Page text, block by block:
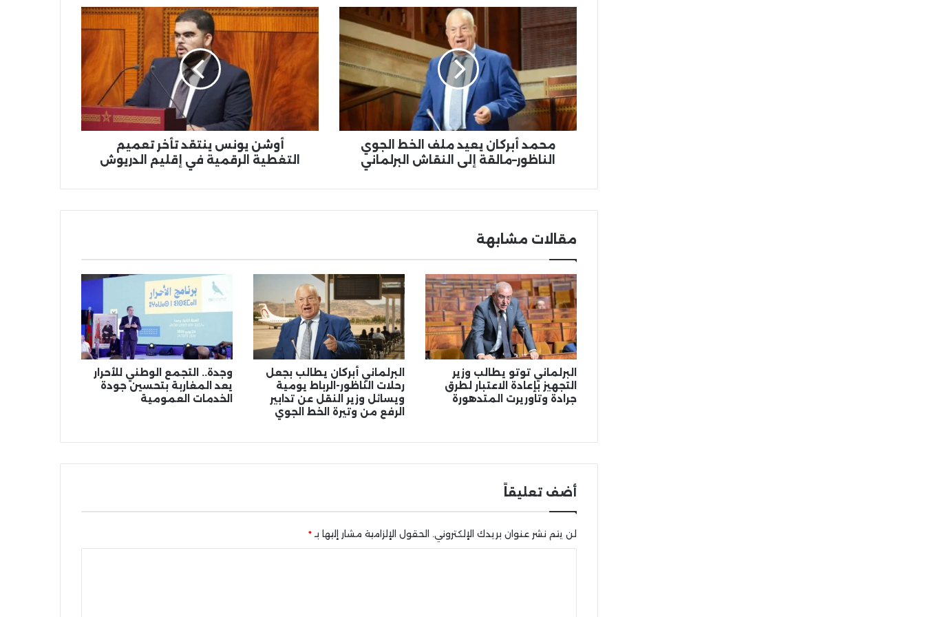
محمد
أبركان
يعيد
ملف
الخط
الجوي
الناظور–
مالقة
إلى
النقاش
البرلماني
محمد أبركان يعيد ملف الخط الجوي
الناظور–مالقة إلى النقاش البرلماني
أوشن
تأخر
تعميم
التغطية
في
إقليم
أوشن يونس ينتقد تأخر تعميم
التغطية الرقمية في إقليم الدريوش
مقالات مشابهة
البرلماني توتو يطالب وزير
التجهيز بإعادة الاعتبار لطرق
جرادة وتاوريرت المتدهورة
البرلماني أبركان يطالب بجعل
رحلات الناظور-الرباط يومية
ويسائل وزير النقل عن تدابير
الرفع من وتيرة الخط الجوي
وجدة.. التجمع الوطني للأحرار
يعد المغاربة بتحسين جودة
الخدمات العمومية
أضف تعليقاً
لن يتم نشر عنوان بريدك الإلكتروني. الحقول الإلزامية مشار إليها بـ*